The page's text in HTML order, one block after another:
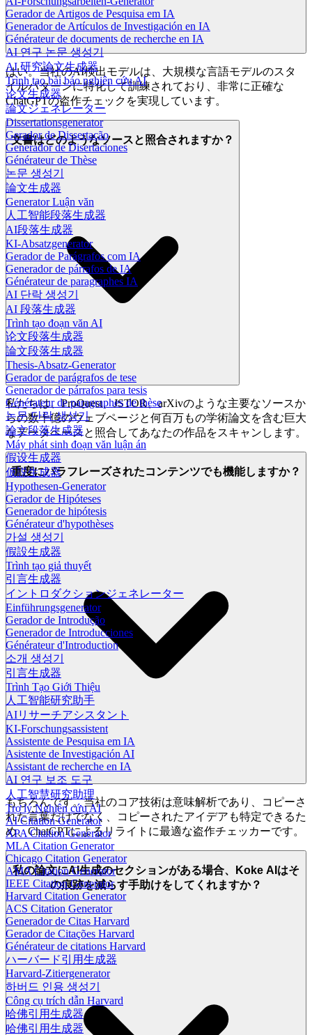
Gerador de Artigos de Pesquisa em IA
Generador de Artículos de Investigación en IA
Générateur de documents de recherche en IA
AI 연구 논문 생성기
AI 研究論文生成器
Trình tạo bài báo nghiên cứu AI
论文生成器
論文ジェネレーター
Dissertationsgenerator
Gerador de Dissertação
Generador de Disertaciones
Générateur de Thèse
논문 생성기
論文生成器
Generator Luận văn
人工智能段落生成器
AI段落生成器
KI-Absatzgenerator
Gerador de Parágrafos com IA
Generador de párrafos de IA
Générateur de paragraphes IA
AI 단락 생성기
AI 段落生成器
Trình tạo đoạn văn AI
论文段落生成器
論文段落生成器
Thesis-Absatz-Generator
Gerador de parágrafos de tese
Generador de párrafos para tesis
Générateur de paragraphes de thèse
논문 단락 생성기
論文段落生成器
Máy phát sinh đoạn văn luận án
假设生成器
仮説生成器
Hypothesen-Generator
Gerador de Hipóteses
Generador de hipótesis
Générateur d'hypothèses
가설 생성기
假設生成器
Trình tạo giả thuyết
引言生成器
イントロダクションジェネレーター
Einführungsgenerator
Gerador de Introdução
Generador de Introducciones
Générateur d'Introduction
소개 생성기
引言生成器
Trình Tạo Giới Thiệu
人工智能研究助手
AIリサーチアシスタント
KI-Forschungsassistent
Assistente de Pesquisa em IA
Asistente de Investigación AI
Assistant de recherche en IA
AI 연구 보조 도구
人工智慧研究助理
Trợ lý Nghiên cứu AI
AI Citation Generator
APA Citation Generator
MLA Citation Generator
Chicago Citation Generator
AMA Citation Generator
IEEE Citation Generator
Harvard Citation Generator
ACS Citation Generator
Generador de Citas Harvard
Gerador de Citações Harvard
Générateur de citations Harvard
ハーバード引用生成器
Harvard-Zitiergenerator
하버드 인용 생성기
Công cụ trích dẫn Harvard
哈佛引用生成器
哈佛引用生成器
はい。当社のAI検出モデルは、大規模な言語モデルのスタ
イルパターンに特化して訓練されており、非常に正確な
ChatGPTの盗作チェックを実現しています。
文書はどのようなソースと照合されますか？
私たちは、ProQuest、JSTOR、arXivのような主要なソースか
らの数十億のウェブページと何百万もの学術論文を含む巨大
なデータベースと照合してあなたの作品をスキャンします。
重度にパラフレーズされたコンテンツでも機能しますか？
もちろんです。当社のコア技術は意味解析であり、コピーさ
れた言葉だけでなく、コピーされたアイデアも特定できるた
め、ChatGPTによるリライトに最適な盗作チェッカーです。
私の論文にAI生成のセクションがある場合、Koke AIはそ
の痕跡を減らす手助けをしてくれますか？